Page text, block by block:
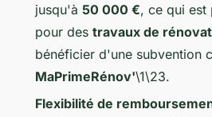
jusqu'à 50 000 €, ce qui est
pour des travaux de
bénéficier d'une subvention
MaPrimeRénov'\1\23.
Flexibilité de